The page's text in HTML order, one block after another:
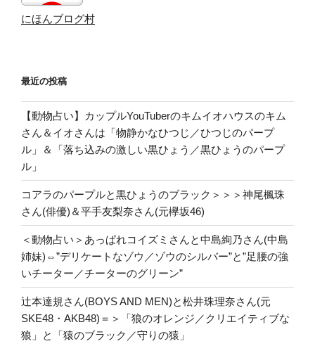
にほんブログ村
最近の投稿
【動物占い】カップルYouTuberのキムイオハウスのキム
さん＆イオさんは「物静かなひつじ／ひつじのパープ
ル」＆「落ち込みの激しい黒ひょう／黒ひょうのパープ
ル」
コアラのパープルと黒ひょうのブラック＞＞＞神尾楓珠
さん(俳優)＆平手友梨奈さん(元欅坂46)
＜動物占い＞あっぱれコイズミさんと中島絢乃さん(中島
姉妹)⇔”デリケートなゾウ／ゾウのシルバー”と”足腰の強
いチーター／チーターのグリーン”
辻本達規さん(BOYS AND MEN)と松井珠理奈さん(元
SKE48・AKB48)＝＞「狼のオレンジ／クリエイティブな
狼」と「猿のブラック／守りの猿」